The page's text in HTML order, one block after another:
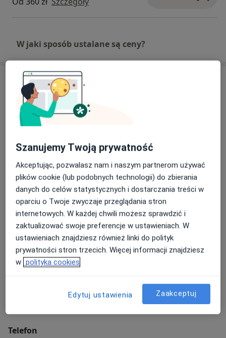
W jaki sposób ustalane są ceny?
Adresy (3)
Adres 1 Adres 2
Centrum Medyczne enel-med – Oddział
Galeria Północna
Światowida 17, Białołęka, 03-144Warszawa
Powiększ mapęotwiera się w nowej karcie
Dostępność
Pokaż kalendarz
Karta płatnicza
Telefon
Szanujemy Twoją prywatność
Akceptując, pozwalasz nam i naszym partnerom używać
plików cookie (lub podobnych technologii) do zbierania
danych do celów statystycznych i dostarczania treści w
oparciu o Twoje zwyczaje przeglądania stron
internetowych. W każdej chwili możesz sprawdzić i
zaktualizować swoje preferencje w ustawieniach. W
ustawieniach znajdziesz również linki do polityk
prywatności stron trzecich. Więcej informacji znajdziesz
w polityka cookies
Edytuj ustawienia Zaakceptuj